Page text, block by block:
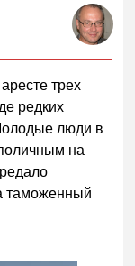
трех
редких
люди в
на
таможенный